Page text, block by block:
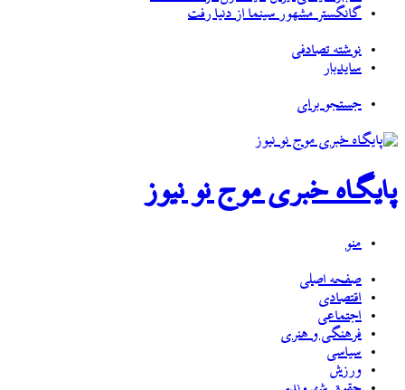
گانگستر مشهور سینما از دنیا رفت
نوشته تصادفی
سایدبار
جستجو برای
پایگاه خبری موج نو نیوز
منو
صفحه اصلی
اقتصادی
اجتماعی
فرهنگی و هنری
سیاسی
ورزش